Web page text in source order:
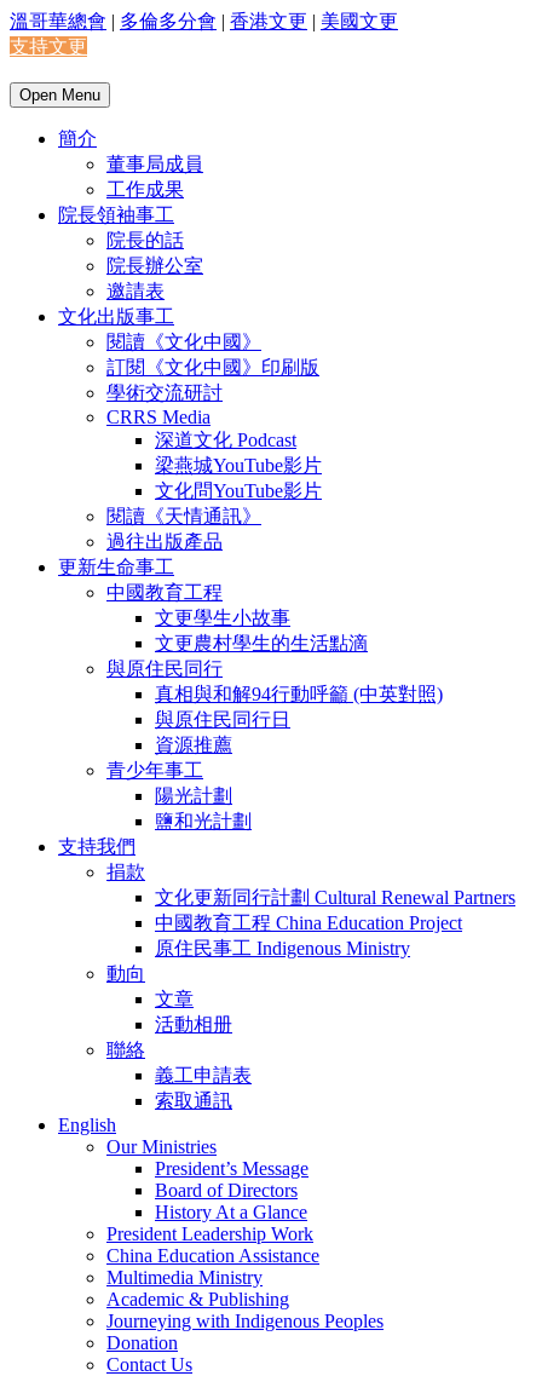
溫哥華總會 | 多倫多分會 | 香港文更 | 美國文更
支持文更
Open Menu
簡介
董事局成員
工作成果
院長領袖事工
院長的話
院長辦公室
邀請表
文化出版事工
閱讀《文化中國》
訂閱《文化中國》印刷版
學術交流研討
CRRS Media
深道文化 Podcast
梁燕城YouTube影片
文化問YouTube影片
閱讀《天情通訊》
過往出版產品
更新生命事工
中國教育工程
文更學生小故事
文更農村學生的生活點滴
與原住民同行
真相與和解94行動呼籲 (中英對照)
與原住民同行日
資源推薦
青少年事工
陽光計劃
鹽和光計劃
支持我們
捐款
文化更新同行計劃 Cultural Renewal Partners
中國教育工程 China Education Project
原住民事工 Indigenous Ministry
動向
文章
活動相册
聯絡
義工申請表
索取通訊
English
Our Ministries
President’s Message
Board of Directors
History At a Glance
President Leadership Work
China Education Assistance
Multimedia Ministry
Academic & Publishing
Journeying with Indigenous Peoples
Donation
Contact Us